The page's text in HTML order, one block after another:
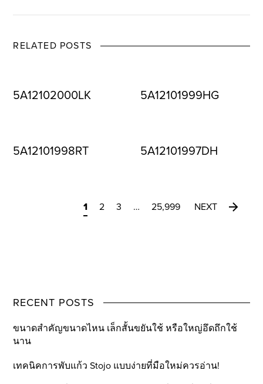
RELATED POSTS
5A12102000LK 5A12101999HG
5A12101998RT 5A12101997DH
1 2 3 … 25,999 NEXT
RECENT POSTS
ขนาดสำคัญขนาดไหน เล็กสั้นขยันใช้ หรือใหญ่อึดถึกใช้
นาน
เทคนิคการพับแก้ว Stojo แบบง่ายที่มือใหม่ควรอ่าน!